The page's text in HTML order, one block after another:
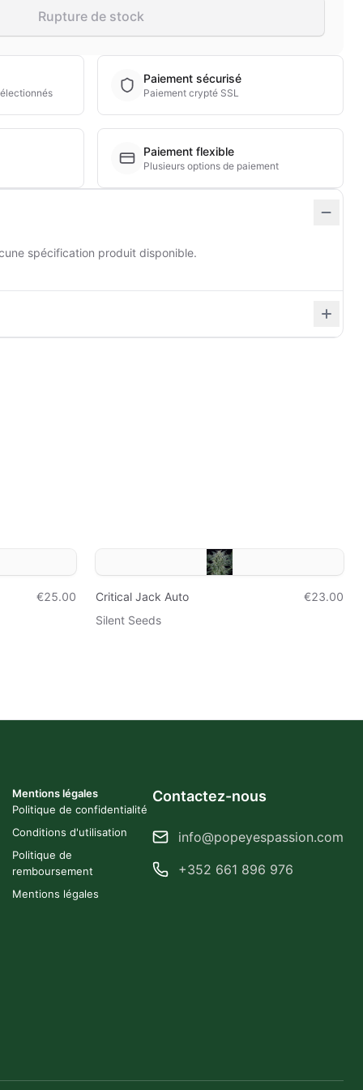
Rupture de stock
Paiement sécurisé
Paiement crypté SSL
Paiement flexible
Plusieurs options de paiement
spécification produit disponible.
€25.00 Critical Jack Auto
€23.00
Silent Seeds
Mentions légales
Politique de confidentialité
Conditions d'utilisation
Politique de
remboursement
Mentions légales
Contactez-nous
info@popeyespassion.com
+352 661 896 976